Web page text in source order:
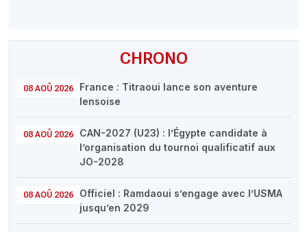
CHRONO
08 AOÛ 2026
France : Titraoui lance son aventure
lensoise
08 AOÛ 2026
CAN-2027 (U23) : l’Égypte candidate à
l’organisation du tournoi qualificatif aux
JO-2028
08 AOÛ 2026
Officiel : Ramdaoui s’engage avec l’USMA
jusqu’en 2029